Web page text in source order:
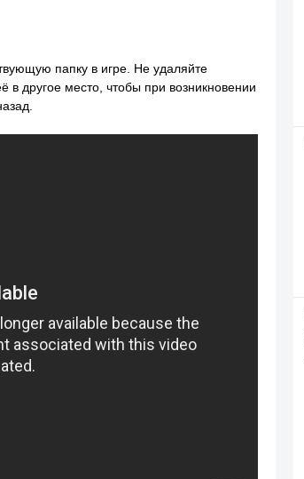
папку в игре. Не удаляйте
в другое место, чтобы при возникновении